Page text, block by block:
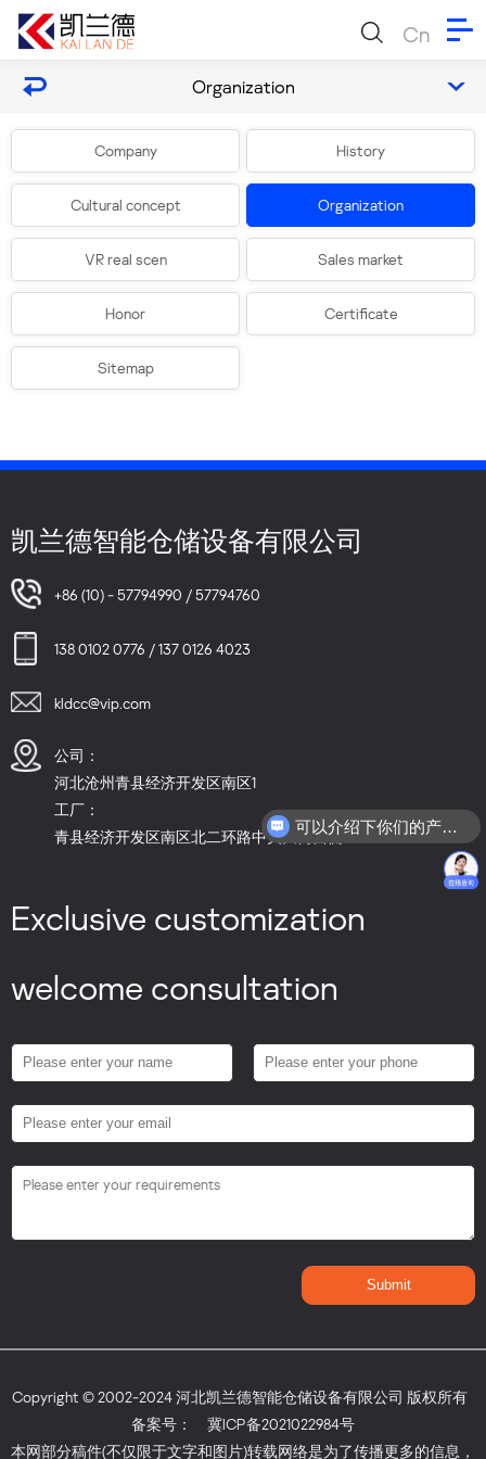
Cn
Organization
Company History
Cultural concept Organization
VR real scen Sales market
Honor Certificate
Sitemap
凯兰德智能仓储设备有限公司
+86 (10) - 57794990 / 57794760
138 0102 0776 / 137 0126 4023
kldcc@vip.com
公司：
河北沧州青县经济开发区南区1
工厂：
青县经济开发区南区北二环路中央大街西侧
Exclusive customization
welcome consultation
Copyright © 2002-2024 河北凯兰德智能仓储设备有限公司 版权所有
备案号：
冀ICP备2021022984号
本网部分稿件(不仅限于文字和图片)转载网络是为了传播更多的信息，
可以介绍下你们的产品么？